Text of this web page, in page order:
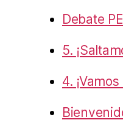
Debate
5.
4.